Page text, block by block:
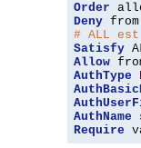
Order
Deny
# ALL
Satisfy
Allow
AuthType
AuthName
Require